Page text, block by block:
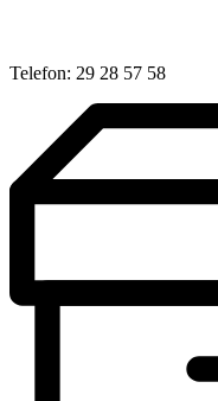
Telefon: 29 28 57 58